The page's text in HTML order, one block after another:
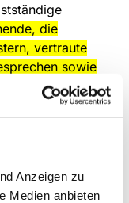
Anzeigen zu
Medien anbieten
die
vertraute
sowie
entspricht
B1-Niveaus: